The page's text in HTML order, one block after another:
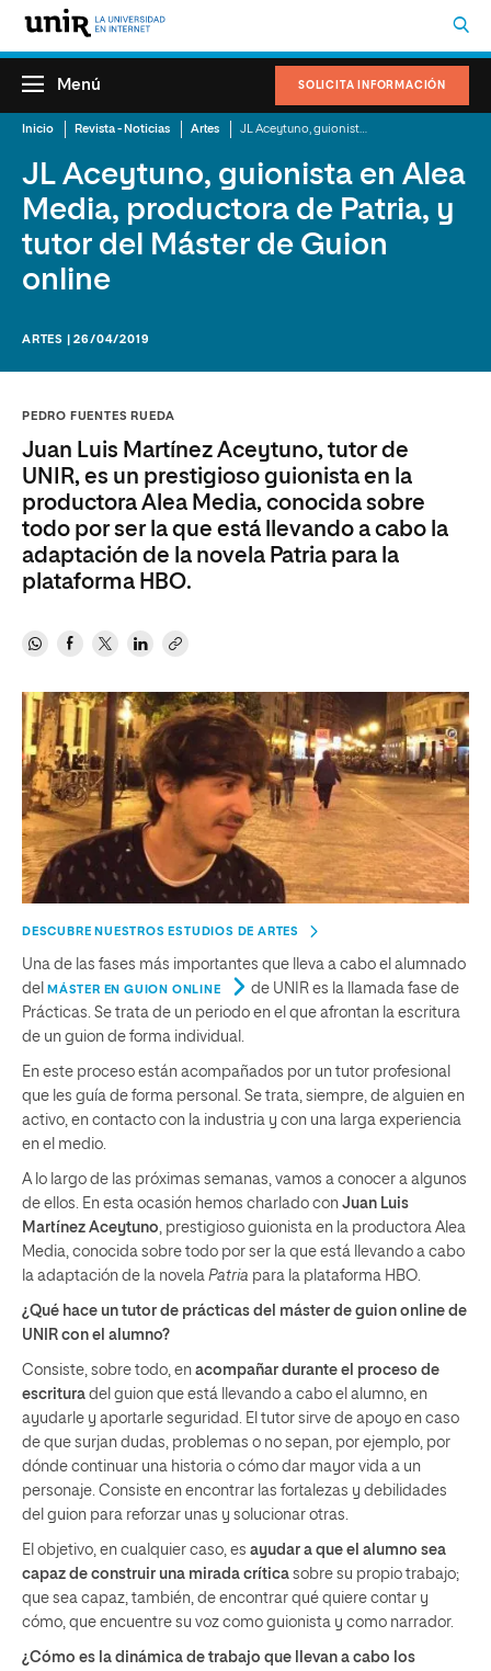
SOLICITA INFORMACIÓN
Menú
Inicio Revista - Noticias Artes
JL Aceytuno, guionista en Alea
Media, productora de Patria, y
tutor del Máster de Guion
online
ARTES | 26/04/2019
PEDRO FUENTES RUEDA
Juan Luis Martínez Aceytuno, tutor de
UNIR, es un prestigioso guionista en la
productora Alea Media, conocida sobre
todo por ser la que está llevando a cabo la
adaptación de la novela Patria para la
plataforma HBO.
DESCUBRE NUESTROS ESTUDIOS DE ARTES
Una de las fases más importantes que lleva a cabo el alumnado
del
MÁSTER EN GUION ONLINE
de UNIR es la llamada fase de
Prácticas. Se trata de un periodo en el que afrontan la escritura
de un guion de forma individual.
En este proceso están acompañados por un tutor profesional
que les guía de forma personal. Se trata, siempre, de alguien en
activo, en contacto con la industria y con una larga experiencia
en el medio.
A lo largo de las próximas semanas, vamos a conocer a algunos
de ellos. En esta ocasión hemos charlado con Juan Luis
Martínez Aceytuno, prestigioso guionista en la productora Alea
Media, conocida sobre todo por ser la que está llevando a cabo
la adaptación de la novela Patria para la plataforma HBO.
¿Qué hace un tutor de prácticas del máster de guion online de
UNIR con el alumno?
Consiste, sobre todo, en acompañar durante el proceso de
escritura del guion que está llevando a cabo el alumno, en
ayudarle y aportarle seguridad. El tutor sirve de apoyo en caso
de que surjan dudas, problemas o no sepan, por ejemplo, por
dónde continuar una historia o cómo dar mayor vida a un
personaje. Consiste en encontrar las fortalezas y debilidades
del guion para reforzar unas y solucionar otras.
El objetivo, en cualquier caso, es ayudar a que el alumno sea
capaz de construir una mirada crítica sobre su propio trabajo;
que sea capaz, también, de encontrar qué quiere contar y
cómo, que encuentre su voz como guionista y como narrador.
¿Cómo es la dinámica de trabajo que llevan a cabo los